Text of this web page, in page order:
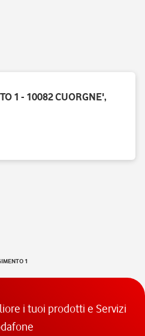
1 - 10082 CUORGNE',
1
i tuoi prodotti e Servizi